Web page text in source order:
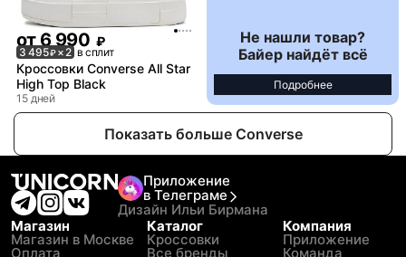
от 6 990 ₽
3 495₽× 2 в сплит
Кроссовки Converse All Star
High Top Black
15 дней
Не нашли товар?
Байер найдёт всё
Подробнее
Показать больше Converse
Приложение
в Телеграме
Дизайн Ильи Бирмана
Магазин
Магазин в Москве
Оплата
Каталог
Кроссовки
Все бренды
Компания
Приложение
Команда